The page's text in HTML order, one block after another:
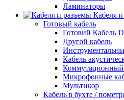
Ламинаторы
Кабеля
Готовый кабель
Готовий Кабель
Другой кабель
Кабель
Коммутационный
Микрофонные
Мультикор
Кабель в бухте /